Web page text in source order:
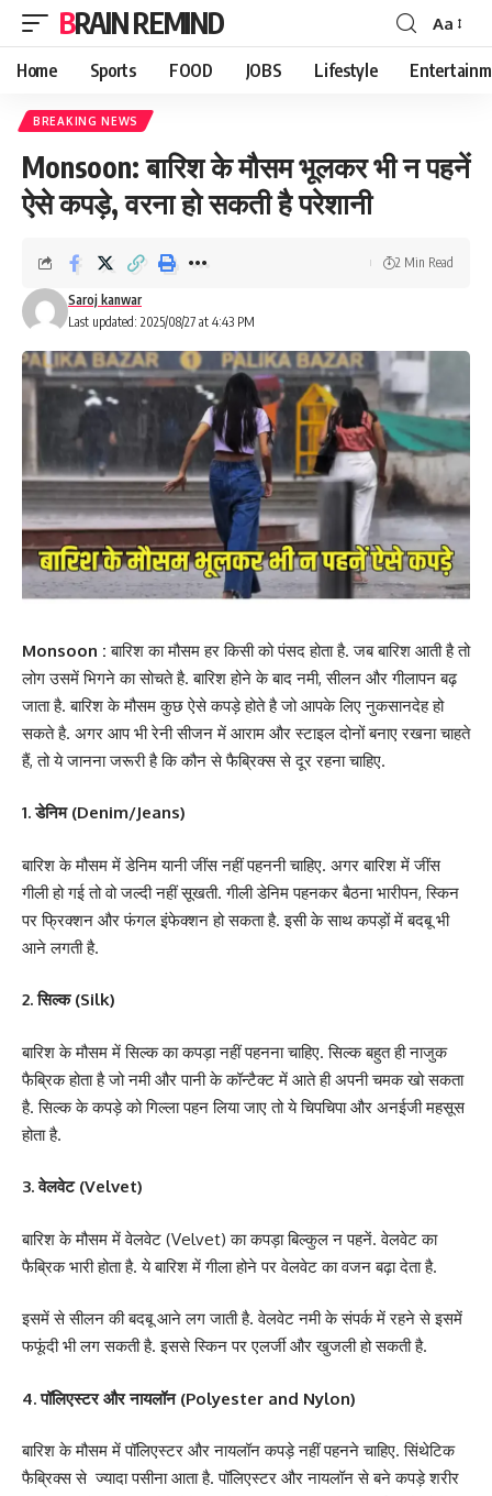
BRAIN REMIND
Font
Resizer
Aa
Home Sports FOOD JOBS Lifestyle
BREAKING NEWS
Monsoon: बारिश के मौसम भूलकर भी न पहनें
ऐसे कपड़े, वरना हो सकती है परेशानी
Last updated: 2025/08/27 at 4:43 PM
Saroj kanwar
2 Min Read
Monsoon :बारिश का मौसम हर किसी को पंसद होता है. जब बारिश आती है तो
लोग उसमें भिगने का सोचते है. बारिश होने के बाद नमी, सीलन और गीलापन बढ़
जाता है. बारिश के मौसम कुछ ऐसे कपड़े होते है जो आपके लिए नुकसानदेह हो
सकते है. अगर आप भी रेनी सीजन में आराम और स्टाइल दोनों बनाए रखना चाहते
हैं, तो ये जानना जरूरी है कि कौन से फैब्रिक्स से दूर रहना चाहिए.
1. डेनिम (Denim/Jeans)
बारिश के मौसम में डेनिम यानी जींस नहीं पहननी चाहिए. अगर बारिश में जींस
गीली हो गई तो वो जल्दी नहीं सूखती. गीली डेनिम पहनकर बैठना भारीपन, स्किन
पर फ्रिक्शन और फंगल इंफेक्शन हो सकता है. इसी के साथ कपड़ों में बदबू भी
आने लगती है.
2. सिल्क (Silk)
बारिश के मौसम में सिल्क का कपड़ा नहीं पहनना चाहिए. सिल्क बहुत ही नाजुक
फैब्रिक होता है जो नमी और पानी के कॉन्टैक्ट में आते ही अपनी चमक खो सकता
है. सिल्क के कपड़े को गिल्ला पहन लिया जाए तो ये चिपचिपा और अनईजी महसूस
होता है.
3. वेलवेट (Velvet)
बारिश के मौसम में वेलवेट (Velvet) का कपड़ा बिल्कुल न पहनें. वेलवेट का
फैब्रिक भारी होता है. ये बारिश में गीला होने पर वेलवेट का वजन बढ़ा देता है.
इसमें से सीलन की बदबू आने लग जाती है. वेलवेट नमी के संपर्क में रहने से इसमें
फफूंदी भी लग सकती है. इससे स्किन पर एलर्जी और खुजली हो सकती है.
4. पॉलिएस्टर और नायलॉन (Polyester and Nylon)
बारिश के मौसम में पॉलिएस्टर और नायलॉन कपड़े नहीं पहनने चाहिए. सिंथेटिक
फैब्रिक्स से ज्यादा पसीना आता है. पॉलिएस्टर और नायलॉन से बने कपड़े शरीर